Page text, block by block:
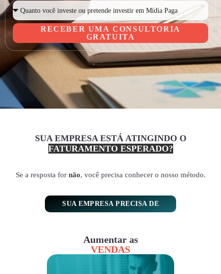
RECEBER UMA CONSULTORIA
GRATUITA
SUA EMPRESA ESTÁ ATINGINDO O
FATURAMENTO ESPERADO?
Se a resposta for não, você precisa conhecer o nosso método.
SUA EMPRESA PRECISA DE
Aumentar as
VENDAS